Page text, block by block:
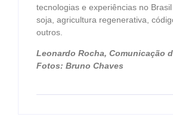
tecnologias e experiências no
soja, agricultura regenerativa,
outros.
Leonardo Rocha, Comunicação
Fotos: Bruno Chaves